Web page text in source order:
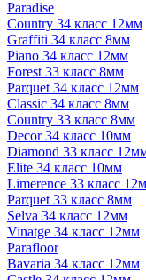
Paradise
Country 34 класс 12мм
Graffiti 34 класс 8мм
Piano 34 класс 12мм
Forest 33 класс 8мм
Parquet 34 класс 12мм
Classic 34 класс 8мм
Country 33 класс 8мм
Decor 34 класс 10мм
Diamond 33 класс
Elite 34 класс 10мм
Limerence 33 класс
Parquet 33 класс 8мм
Selva 34 класс 12мм
Vinatge 34 класс 12мм
Parafloor
Bavaria 34 класс 12мм